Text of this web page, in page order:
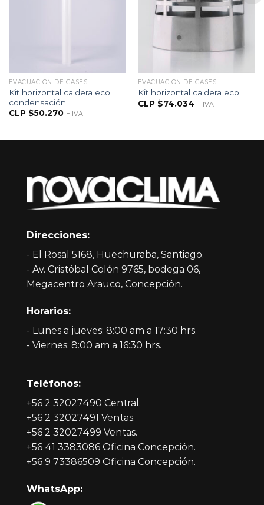
EVACUACIÓN DE GASES
Kit horizontal caldera eco
condensación
CLP $50.270 + IVA
EVACUACIÓN DE GASES
Kit horizontal caldera eco
CLP $74.034 + IVA
Direcciones:
- El Rosal 5168, Huechuraba, Santiago.
- Av. Cristóbal Colón 9765, bodega 06,
Megacentro Arauco, Concepción.
Horarios:
- Lunes a jueves: 8:00 am a 17:30 hrs.
- Viernes: 8:00 am a 16:30 hrs.
Teléfonos:
+56 2 32027490 Central.
+56 2 32027491 Ventas.
+56 2 32027499 Ventas.
+56 41 3383086 Oficina Concepción.
+56 9 73386509 Oficina Concepción.
WhatsApp: